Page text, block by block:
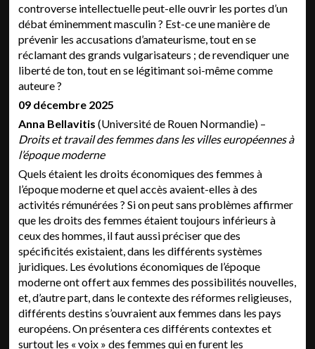
controverse intellectuelle peut-elle ouvrir les portes d’un
débat éminemment masculin ? Est-ce une manière de
prévenir les accusations d’amateurisme, tout en se
réclamant des grands vulgarisateurs ; de revendiquer une
liberté de ton, tout en se légitimant soi-même comme
auteure ?
09 décembre 2025
Anna Bellavitis (Université de Rouen Normandie) –
Droits et travail des femmes dans les villes européennes à
l’époque moderne
Quels étaient les droits économiques des femmes à
l’époque moderne et quel accès avaient-elles à des
activités rémunérées ? Si on peut sans problèmes affirmer
que les droits des femmes étaient toujours inférieurs à
ceux des hommes, il faut aussi préciser que des
spécificités existaient, dans les différents systèmes
juridiques. Les évolutions économiques de l’époque
moderne ont offert aux femmes des possibilités nouvelles,
et, d’autre part, dans le contexte des réformes religieuses,
différents destins s’ouvraient aux femmes dans les pays
européens. On présentera ces différents contextes et
surtout les « voix » des femmes qui en furent les